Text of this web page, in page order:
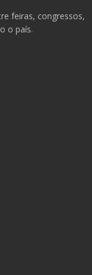
feiras, congressos,
o país.